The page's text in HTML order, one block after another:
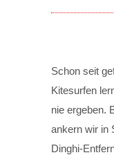
Schon seit
Kitesurfen
nie ergeben.
ankern wir in
Dinghi-